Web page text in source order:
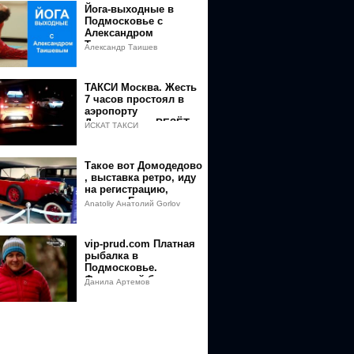
Йога-выходные в
Подмосковье с
Александром
Таишевым.
Александр Таишев
ТАКСИ Москва. Жесть
7 часов простоял в
аэропорту
Домодедово. ВЕЗЁТ,
ИСКАТ ТАКСИ
Такое вот Домодедово
, выставка ретро, иду
на регистрацию,
перелет Барнаул-
Anatoliy Анатолий Gorlov
vip-prud.com Платная
рыбалка в
Подмосковье.
Форелевый безлимит
Данила Артемов